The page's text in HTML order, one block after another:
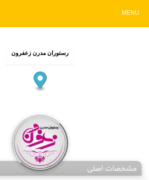
MENU
رستوران مدرن زعفرون
مشخصات اصلی